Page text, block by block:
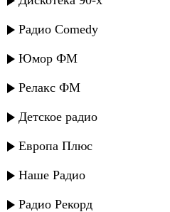
Радио Comedy
Юмор ФМ
Релакс ФМ
Детское радио
Европа Плюс
Наше Радио
Радио Рекорд
Ильмурат Мухаметов -
Амина Магомедова - За